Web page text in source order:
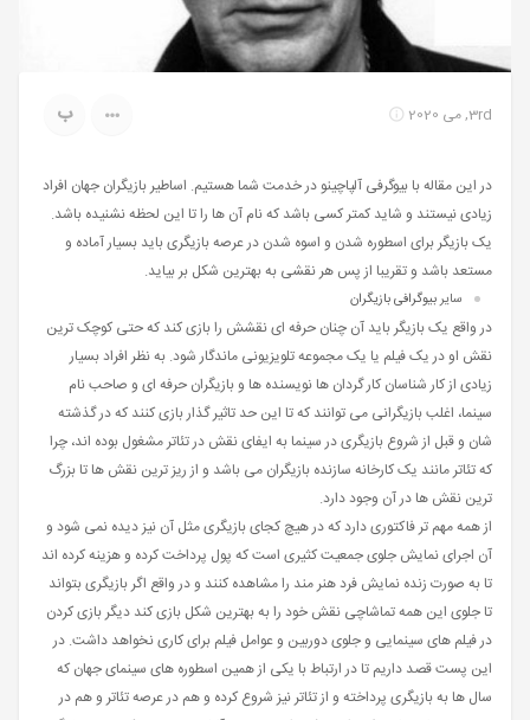
3rd, می 2020 ب
در این مقاله با بیوگرفی آلپاچینو در خدمت شما هستیم. اساطیر بازیگران جهان افراد
زیادی نیستند و شاید کمتر کسی باشد که نام آن ها را تا این لحظه نشنیده باشد.
یک بازیگر برای اسطوره شدن و اسوه شدن در عرصه بازیگری باید بسیار آماده و
مستعد باشد و تقریبا از پس هر نقشی به بهترین شکل بر بیاید.
سایربیوگرافی بازیگران
در واقع یک بازیگر باید آن چنان حرفه ای نقشش را بازی کند که حتی کوچک ترین
نقش او در یک فیلم یا یک مجموعه تلویزیونی ماندگار شود. به نظر افراد بسیار
زیادی از کار شناسان کار گردان ها نویسنده ها و بازیگران حرفه ای و صاحب نام
سینما، اغلب بازیگرانی می توانند که تا این حد تاثیر گذار بازی کنند که در گذشته
شان و قبل از شروع بازیگری در سینما به ایفای نقش در تئاتر مشغول بوده اند، چرا
که تئاتر مانند یک کارخانه سازنده بازیگران می باشد و از ریز ترین نقش ها تا بزرگ
ترین نقش ها در آن وجود دارد.
از همه مهم تر فاکتوری دارد که در هیچ کجای بازیگری مثل آن نیز دیده نمی شود و
آن اجرای نمایش جلوی جمعیت کثیری است که پول پرداخت کرده و هزینه کرده اند
تا به صورت زنده نمایش فرد هنر مند را مشاهده کنند و در واقع اگر بازیگری بتواند
تا جلوی این همه تماشاچی نقش خود را به بهترین شکل بازی کند دیگر بازی کردن
در فیلم های سینمایی و جلوی دوربین و عوامل فیلم برای کاری نخواهد داشت. در
این پست قصد داریم تا در ارتباط با یکی از همین اسطوره های سینمای جهان که
سال ها به بازیگری پرداخته و از تئاتر نیز شروع کرده و هم در عرصه تئاتر و هم در